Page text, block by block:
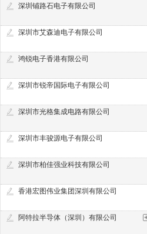
深圳铺路石电子有限公司
深圳市艾森迪电子有限公司
鸿锐电子香港有限公司
深圳市锐帝国际电子有限公司
深圳市光格集成电路有限公司
深圳市丰骏源电子有限公司
深圳市柏佳强业科技有限公司
香港宏图伟业集团深圳有限公司
阿特拉半导体（深圳）有限公司